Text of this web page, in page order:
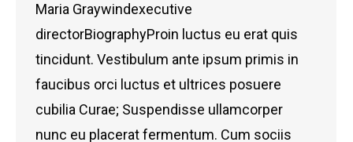
Maria Graywindexecutive
directorBiographyProin luctus eu erat quis
tincidunt. Vestibulum ante ipsum primis in
faucibus orci luctus et ultrices posuere
cubilia Curae; Suspendisse ullamcorper
nunc eu placerat fermentum. Cum sociis